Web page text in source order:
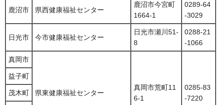
鹿沼市 県西健康福祉センター
鹿沼市今宮町
1664-1
0289-64
-3029
日光市 今市健康福祉センター
日光市瀬川51-
8
0288-21
-1066
真岡市
県東健康福祉センター
真岡市荒町11
6-1
0285-83
-7220
益子町
茂木町